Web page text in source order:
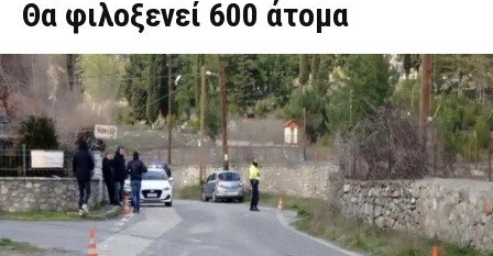
Θα φιλοξενεί 600 άτομα